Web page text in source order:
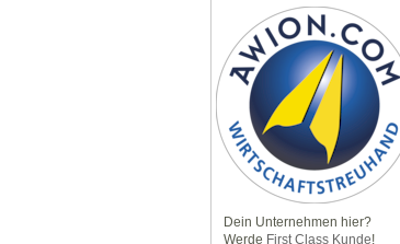
Dein Unternehmen hier?
Werde First Class Kunde!